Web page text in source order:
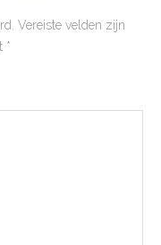
Vereiste velden zijn
*